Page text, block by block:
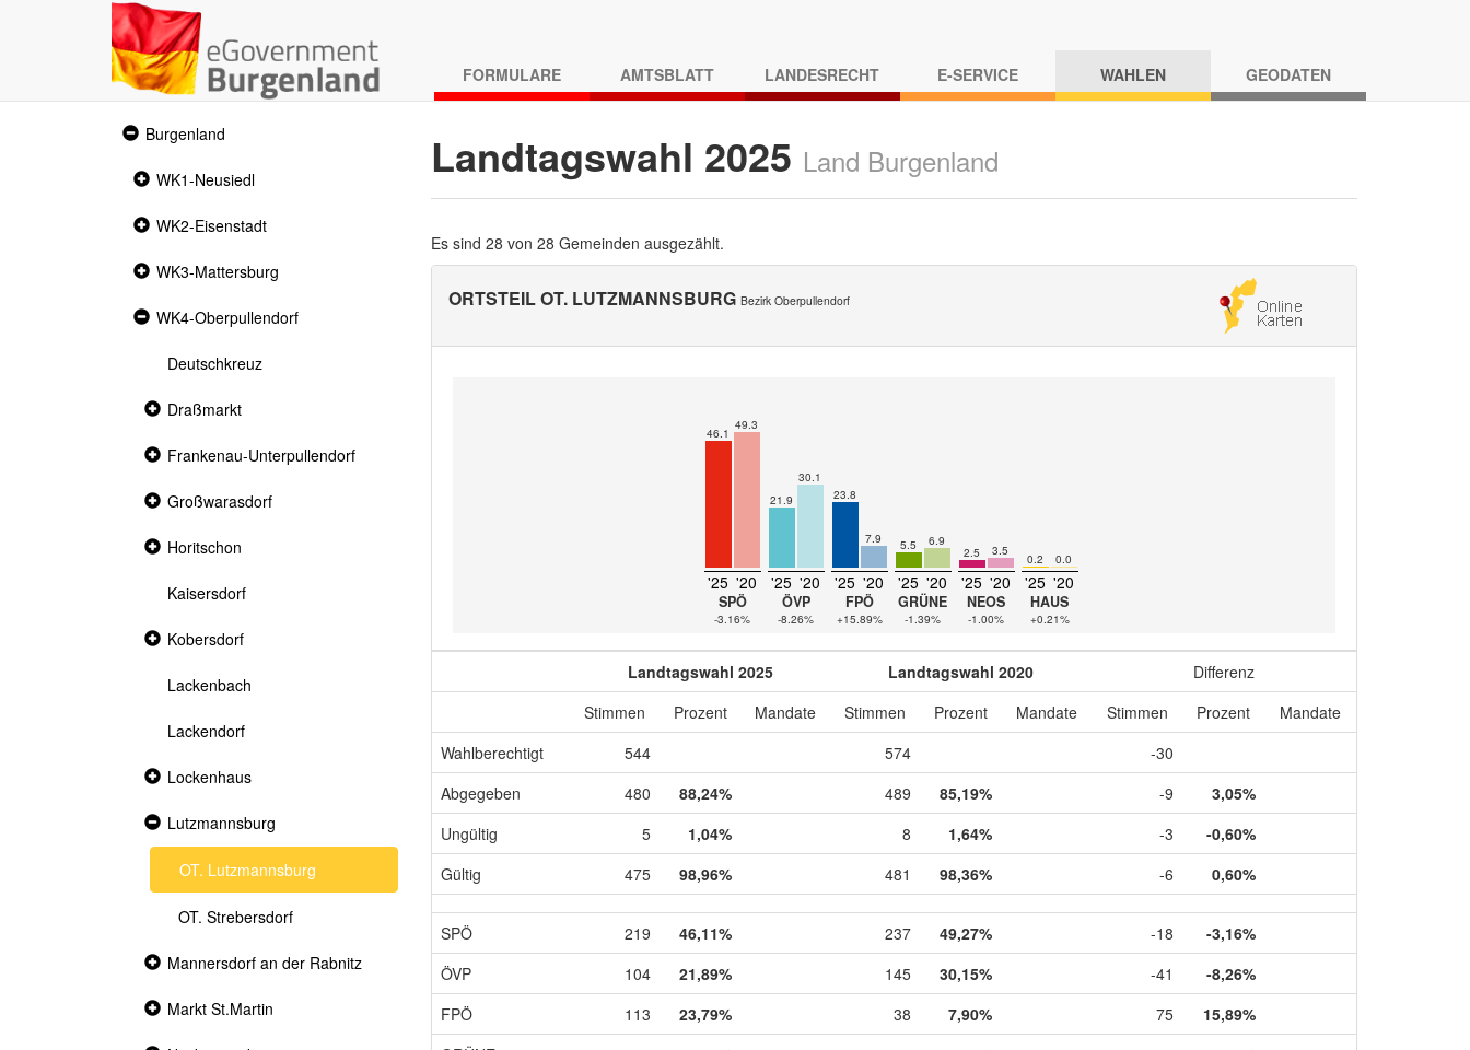
FORMULARE AMTSBLATT LANDESRECHT E-SERVICE WAHLEN GEODATEN
Expanded
section
Burgenland
Collapsed
WK1-Neusiedl
Collapsed
WK2-Eisenstadt
Collapsed
WK3-Mattersburg
Expanded
WK4-Oberpullendorf
Deutschkreuz
Collapsed
Draßmarkt
Collapsed
Frankenau-Unterpullendorf
Collapsed
Großwarasdorf
Collapsed
Horitschon
Kaisersdorf
Collapsed
Kobersdorf
Lackenbach
Lackendorf
Collapsed
Lockenhaus
Expanded
Lutzmannsburg
OT. Lutzmannsburg
OT. Strebersdorf
Collapsed
Mannersdorf an der Rabnitz
Collapsed
Markt St.Martin
Landtagswahl 2025 Land Burgenland
Es sind 28 von 28 Gemeinden ausgezählt.
ORTSTEIL OT. LUTZMANNSBURG Bezirk Oberpullendorf
46.1
49.3
'25 '20
SPÖ
-3.16%
21.9
30.1
'25 '20
ÖVP
-8.26%
23.8
7.9
'25 '20
FPÖ
+15.89%
5.5 6.9
'25 '20
GRÜNE
-1.39%
2.5 3.5
'25 '20
NEOS
-1.00%
0.2 0.0
'25 '20
HAUS
+0.21%
Landtagswahl 2025 Landtagswahl 2020
Differenz
Stimmen
Prozent Mandate Stimmen Prozent Mandate Stimmen Prozent
Mandate
Wahlberechtigt
544 574
-30
Abgegeben
480 88,24% 489 85,19% -9
3,05%
Ungültig
5 1,04% 8 1,64% -3
-0,60%
Gültig
475 98,96% 481 98,36% -6 0,60%
SPÖ 219 46,11% 237 49,27% -18
-3,16%
ÖVP
104 21,89% 145 30,15% -41
-8,26%
FPÖ
113 23,79% 38 7,90% 75
15,89%